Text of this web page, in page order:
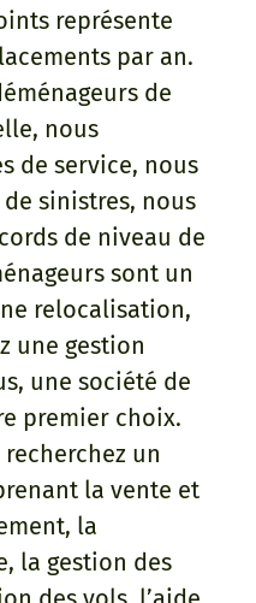
représente
par an.
de
nous
de service, nous
sinistres, nous
de niveau de
sont un
relocalisation,
une gestion
une société de
premier choix.
un
la vente et
la
la gestion des